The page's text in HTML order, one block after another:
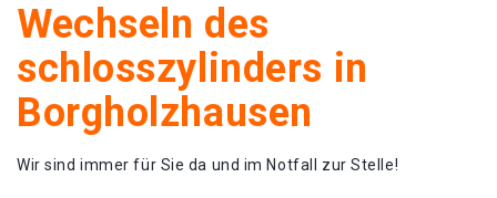
Wechseln des
schlosszylinders in
Borgholzhausen
Wir sind immer für Sie da und im Notfall zur Stelle!